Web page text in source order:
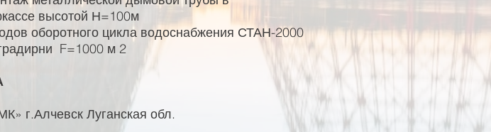
высотой Н=100м
оборотного цикла водоснабжения СТАН-2000
F=1000 м 2
г.Алчевск Луганская обл.